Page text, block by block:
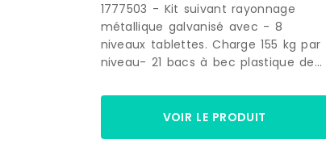
1777503 - Kit suivant rayonnage
métallique galvanisé avec - 8
niveaux tablettes. Charge 155 kg par
niveau- 21 bacs à bec plastique de
L. 300 x P. 500 mm) Dimensions >
Hors tout : L. 1090 x P. 500 x H.1972
mm> Poids : 60 kg.
VOIR LE PRODUIT